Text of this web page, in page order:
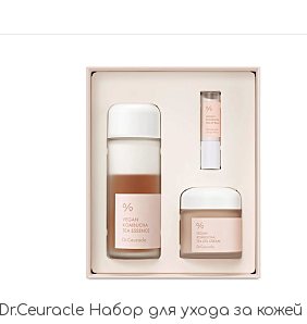
Dr.Ceuracle Набор для ухода за кожей